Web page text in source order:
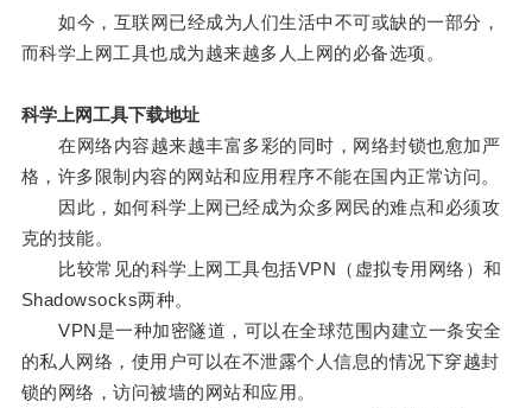
如今，互联网已经成为人们生活中不可或缺的一部分，
而科学上网工具也成为越来越多人上网的必备选项。
科学上网工具下载地址
在网络内容越来越丰富多彩的同时，网络封锁也愈加严
格，许多限制内容的网站和应用程序不能在国内正常访问。
因此，如何科学上网已经成为众多网民的难点和必须攻
克的技能。
比较常见的科学上网工具包括VPN（虚拟专用网络）和
Shadowsocks两种。
VPN是一种加密隧道，可以在全球范围内建立一条安全
的私人网络，使用户可以在不泄露个人信息的情况下穿越封
锁的网络，访问被墙的网站和应用。